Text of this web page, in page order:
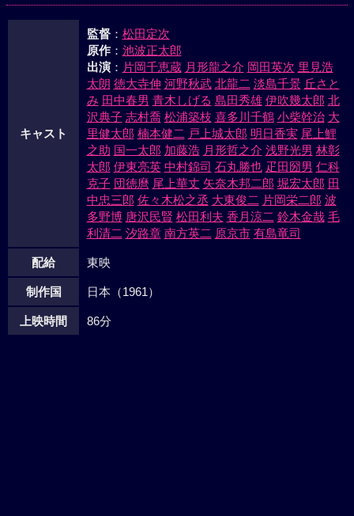
キャスト
監督： 松田定次
原作： 池波正太郎
出演： 片岡千恵蔵 月形龍之介 岡田英次 里見浩
太朗 徳大寺伸 河野秋武 北龍二 淡島千景 丘さと
み 田中春男 青木しげる 島田秀雄 伊吹幾太郎 北
沢典子 志村喬 松浦築枝 喜多川千鶴 小柴幹治 大
里健太郎 楠本健二 戸上城太郎 明日香実 尾上鯉
之助 国一太郎 加藤浩 月形哲之介 浅野光男 林彰
太郎 伊東亮英 中村錦司 石丸勝也 疋田圀男 仁科
克子 団徳麿 尾上華丈 矢奈木邦二郎 堀宏太郎 田
中忠三郎 佐々木松之丞 大東俊二 片岡栄二郎 波
多野博 唐沢民賢 松田利夫 香月涼二 鈴木金哉 毛
利清二 汐路章 南方英二 原京市 有島竜司
配給 東映
制作国 日本（1961）
上映時間 86分